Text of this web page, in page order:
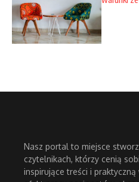
Nasz portal to miejsce
czytelnikach, którzy cenią
inspirujące treści i praktyczną